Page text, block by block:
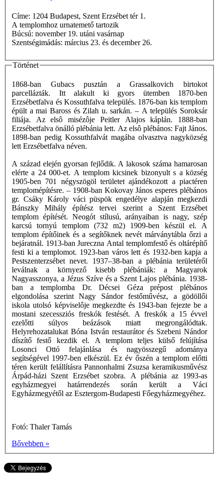
Címe: 1204 Budapest, Szent Erzsébet tér 1.
A templomhoz urnatemető tartozik
Búcsú: november 19. utáni vasárnap
Szentségimádás: március 23. és december 26.
Történet
1868-ban Gubacs pusztán a Grassalkovich birtokot
parcellázták. Itt alakult ki gyors ütemben 1870-ben
Erzsébetfalva és Kossuthfalva település. 1876-ban kis templom
épült a mai Baross és Zilah u. sarkán. – A település Soroksár
filiája. Az elsô misézôje Peitler Alajos káplán. 1888-ban
Erzsébetfalva önálló plébánia lett. Az elsô plébános: Fajt János.
1898-ban pedig Kossuthfalvát magába olvasztva nagyközség
lett Erzsébetfalva néven.
A század elején gyorsan fejlődik. A lakosok száma hamarosan
elérte a 24 000-et. A templom kicsinek bizonyult s a község
1905-ben 701 négyszögöl területet ajándékozott a piactéren
templomépítésre. – 1908-ban Kokovay János esperes plébános
gr. Csáky Károly váci püspök engedélye alapján megkezdi
Bánszky Mihály építész tervei szerint a Szent Erzsébet
templom építését. Neogót stílusú, arányaiban is nagy, szép
karcsú tornyú templom (732 m2) 1909-ben készül el. A
templom építőinek és a segítőknek nevét márványtábla őrzi a
bejáratnál. 1913-ban Jureczna Antal templomfestő és oltárépítő
festi ki a templomot. 1923-ban város lett és 1932-ben kapja a
Pestszenterzsébet nevet. 1937–38-ban a plébánia területéről
leválnak a környező kisebb plébániák: a Magyarok
Nagyasszonya, a Jézus Szíve és a Szent Lajos plébánia. 1938-
ban a templomba Dr. Décsei Géza prépost plébános
elgondolása szerint Nagy Sándor festőművész, a gödöllői
iskola utolsó képviselôje megkezdte és 1943-ban fejezte be a
mostani szecessziós freskók festését. A freskók a 15 évvel
ezelőtti súlyos beázások miatt megrongálódtak.
Helyrehozatalukat Bóna István restaurátor és Szebeni Nándor
díszítő festő kezdik el. A templom teljes külső felújítása
Losonci Ottó felajánlása és nagyösszegű adománya
segítségével 1997-ben elkészül. Ez év őszén a templom előtti
téren került felállításra Pannonhalmi Zsuzsa keramikusművész
Árpád-házi Szent Erzsébet szobra. A plébánia az 1993-as
egyházmegyei határrendezés során került a Váci
Egyházmegyétől az Esztergom-Budapesti Főegyházmegyéhez.
Fotó: Thaler Tamás
Bővebben »